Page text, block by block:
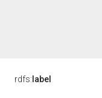
rdfs: label